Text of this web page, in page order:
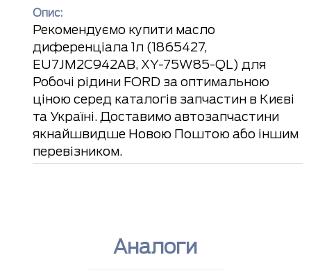
Опис:
Рекомендуємо купити масло
диференціала 1л (1865427,
EU7JM2C942AB, XY-75W85-QL) для
Робочі рідини FORD за оптимальною
ціною серед каталогів запчастин в Києві
та Україні. Доставимо автозапчастини
якнайшвидше Новою Поштою або іншим
перевізником.
Аналоги